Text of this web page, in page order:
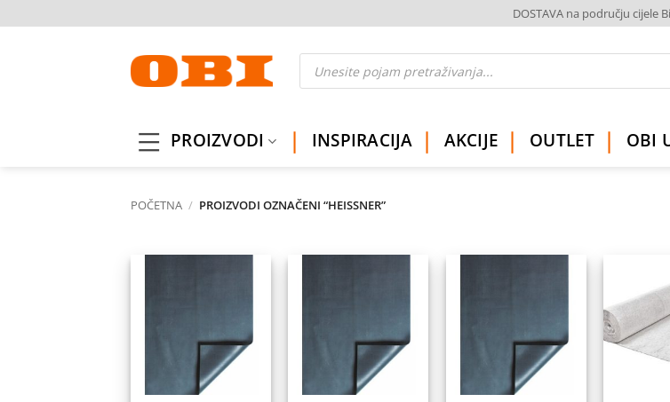
to
DOSTAVA na području cijele
Products
search
PROIZVODI INSPIRACIJA AKCIJE OUTLET OBI
POČETNA / PROIZVODI OZNAČENI “HEISSNER”
želja
želja
želja